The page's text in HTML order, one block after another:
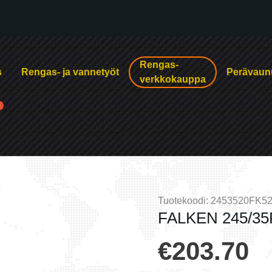
Rengas- ja vannetyöt
Rengas-
verkkokauppa
Tuotekoodi:
FALKEN 245/
€203.70